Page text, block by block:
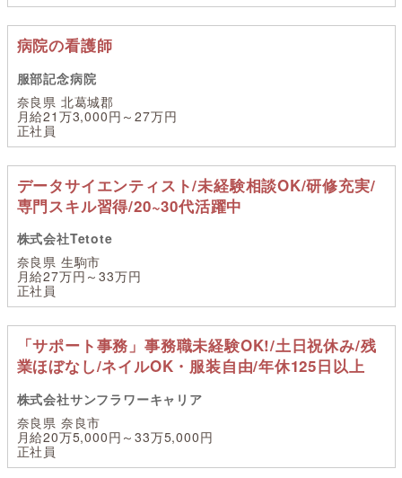
病院の看護師
服部記念病院
奈良県 北葛城郡
月給21万3,000円～27万円
正社員
データサイエンティスト/未経験相談OK/研修充実/
専門スキル習得/20~30代活躍中
株式会社Tetote
奈良県 生駒市
月給27万円～33万円
正社員
「サポート事務」事務職未経験OK!/土日祝休み/残
業ほぼなし/ネイルOK・服装自由/年休125日以上
株式会社サンフラワーキャリア
奈良県 奈良市
月給20万5,000円～33万5,000円
正社員